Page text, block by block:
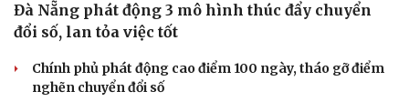
Đà Nẵng phát động 3 mô hình thúc đẩy chuyển
đổi số, lan tỏa việc tốt
Chính phủ phát động cao điểm 100 ngày, tháo gỡ điểm
nghẽn chuyển đổi số